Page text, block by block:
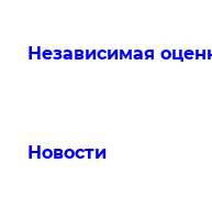
Независимая
Новости